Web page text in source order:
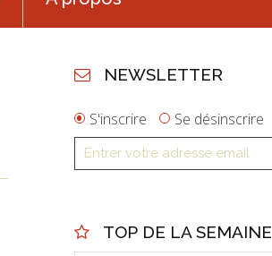
NEWSLETTER
S'inscrire Se désinscrire
TOP DE LA SEMAINE